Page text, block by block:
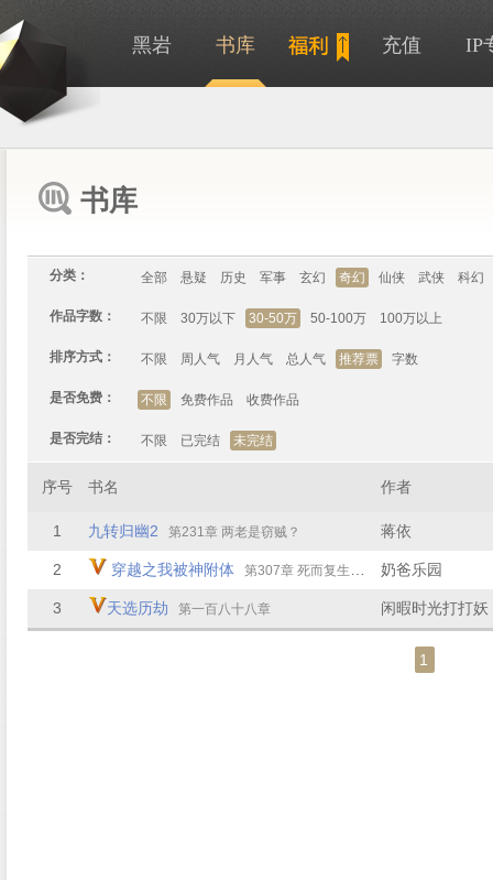
黑岩 书库 充值 IP
书库
分类： 全部 悬疑 历史 军事 玄幻 奇幻 仙侠 武侠 科幻
作品字数： 不限 30万以下 30-50万 50-100万 100万以上
排序方式： 不限 周人气 月人气 总人气 推荐票 字数
是否免费： 不限 免费作品 收费作品
是否完结： 不限 已完结 未完结
序号 书名 作者
1 九转归幽2 第231章 两老是窃贼？ 蒋依
2 穿越之我被神附体 第307章 死而复生（51） 奶爸乐园
3 天选历劫 第一百八十八章 闲暇时光打打妖
1